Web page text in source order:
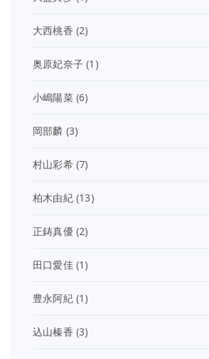
大西桃香 (2)
奥原妃奈子 (1)
小嶋陽菜(6)
岡部麟 (3)
村山彩希(7)
柏木由紀(13)
正鋳真優(2)
田口愛佳(1)
豊永阿紀(1)
込山榛香 (3)